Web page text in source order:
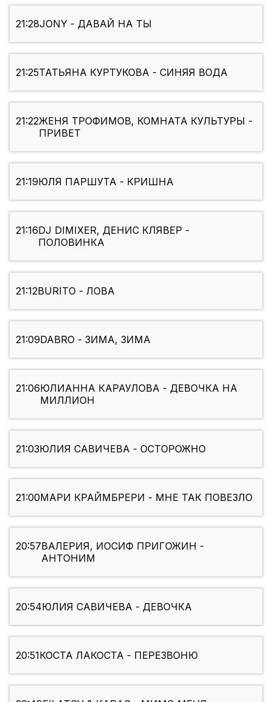
21:28JONY - ДАВАЙ НА ТЫ
21:25ТАТЬЯНА КУРТУКОВА - СИНЯЯ ВОДА
21:22ЖЕНЯ ТРОФИМОВ, КОМНАТА КУЛЬТУРЫ -
ПРИВЕТ
21:19ЮЛЯ ПАРШУТА - КРИШНА
21:16DJ DIMIXER, ДЕНИС КЛЯВЕР -
ПОЛОВИНКА
21:12BURITO - ЛОВА
21:09DABRO - ЗИМА, ЗИМА
21:06ЮЛИАННА КАРАУЛОВА - ДЕВОЧКА НА
МИЛЛИОН
21:03ЮЛИЯ САВИЧЕВА - ОСТОРОЖНО
21:00МАРИ КРАЙМБРЕРИ - МНЕ ТАК ПОВЕЗЛО
20:57ВАЛЕРИЯ, ИОСИФ ПРИГОЖИН -
АНТОНИМ
20:54ЮЛИЯ САВИЧЕВА - ДЕВОЧКА
20:51КОСТА ЛАКОСТА - ПЕРЕЗВОНЮ